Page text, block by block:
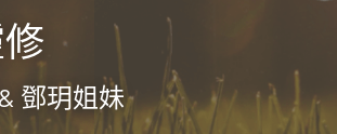
鄧玥姐妹